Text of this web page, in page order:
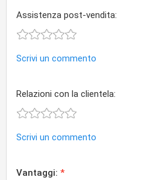
Assistenza post-vendita:
Scrivi un commento
Relazioni con la clientela:
Scrivi un commento
Vantaggi: